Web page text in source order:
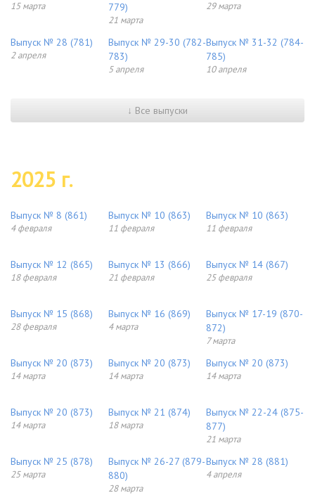
15 марта
779)
21 марта
29 марта
Выпуск № 28 (781)
2 апреля
Выпуск № 29-30 (782-
783)
5 апреля
Выпуск № 31-32 (784-
785)
10 апреля
↓ Все выпуски
2025 г.
Выпуск № 8 (861)
4 февраля
Выпуск № 10 (863)
11 февраля
Выпуск № 10 (863)
11 февраля
Выпуск № 12 (865)
18 февраля
Выпуск № 13 (866)
21 февраля
Выпуск № 14 (867)
25 февраля
Выпуск № 15 (868)
28 февраля
Выпуск № 16 (869)
4 марта
Выпуск № 17-19 (870-
872)
7 марта
Выпуск № 20 (873)
14 марта
Выпуск № 20 (873)
14 марта
Выпуск № 20 (873)
14 марта
Выпуск № 20 (873)
14 марта
Выпуск № 21 (874)
18 марта
Выпуск № 22-24 (875-
877)
21 марта
Выпуск № 25 (878)
25 марта
Выпуск № 26-27 (879-
880)
28 марта
Выпуск № 28 (881)
4 апреля